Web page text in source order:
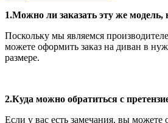
1.Можно ли заказать эту же модель,
Поскольку мы являемся
можете оформить заказ на диван в
размере.
2.Куда можно обратиться с
Если у вас есть замечания, вы можете